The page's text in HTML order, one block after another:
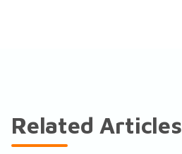
Related Articles